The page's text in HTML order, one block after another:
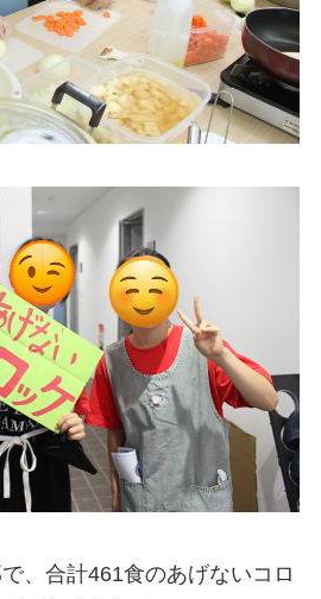
、合計461食のあげないコロ